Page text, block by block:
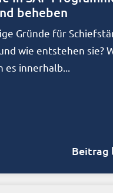
beheben
Gründe für
wie entstehen sie?
innerhalb...
Beitrag